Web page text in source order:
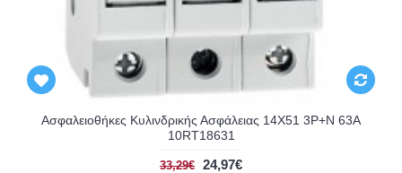
Ασφαλειοθήκες Κυλινδρικής Ασφάλειας 14X51 3P+N 63A
10RT18631
33,29€ 24,97€